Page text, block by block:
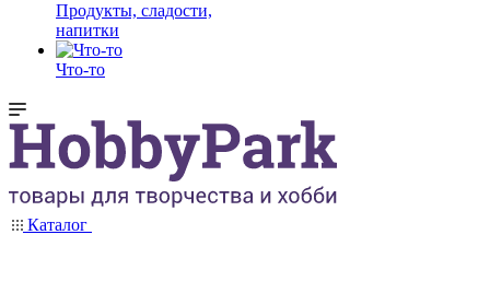
Продукты, сладости,
напитки
Что-то
Каталог